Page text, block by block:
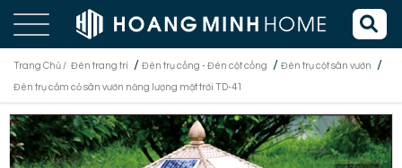
Trang Chủ / Đèn trang trí / Đèn trụ cổng - Đèn cột cổng / Đèn trụ cột sân vườn /
Đèn trụ cắm cỏ sân vườn năng lượng mặt trời TD-41